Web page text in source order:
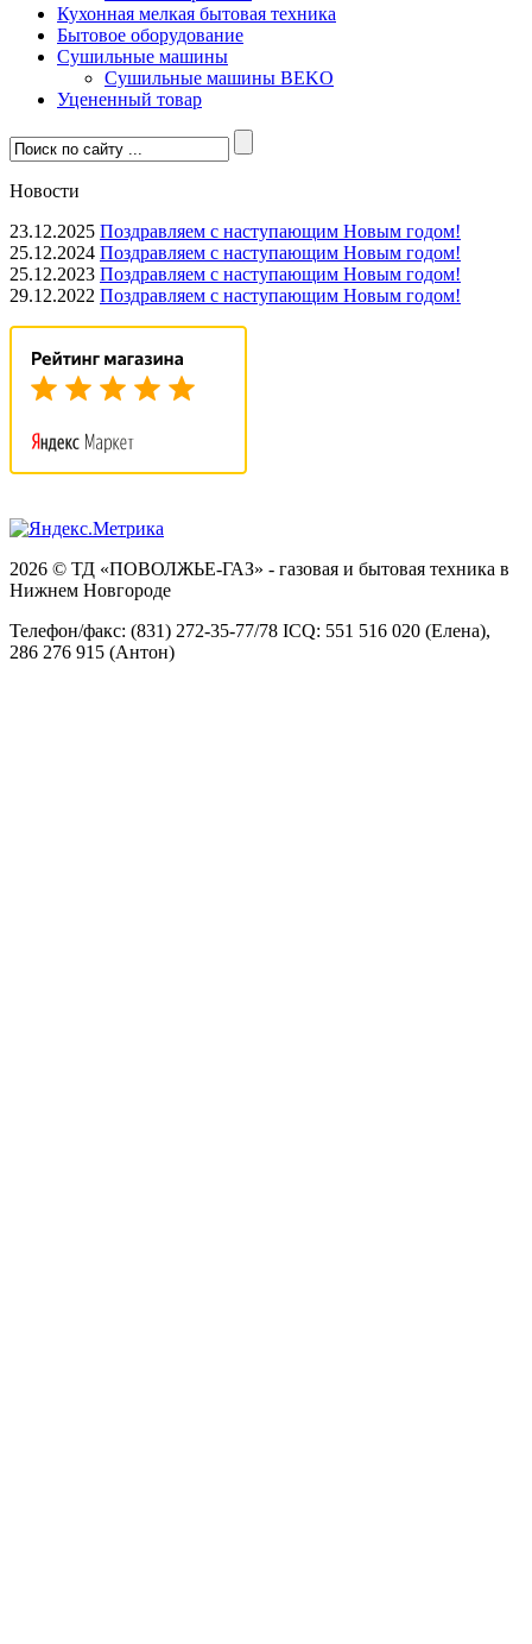
Кухонная мелкая бытовая техника
Бытовое оборудование
Сушильные машины
Сушильные машины BEKO
Уцененный товар
Новости
23.12.2025 Поздравляем с наступающим Новым годом!
25.12.2024 Поздравляем с наступающим Новым годом!
25.12.2023 Поздравляем с наступающим Новым годом!
29.12.2022 Поздравляем с наступающим Новым годом!
2026 © ТД «ПОВОЛЖЬЕ-ГАЗ» - газовая и бытовая техника в
Нижнем Новгороде
Телефон/факс: (831) 272-35-77/78 ICQ: 551 516 020 (Елена),
286 276 915 (Антон)